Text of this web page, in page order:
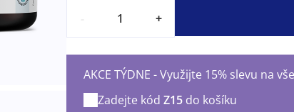
+
AKCE TÝDNE - Využijte 15% slevu na
Zadejte kód Z15do košíku